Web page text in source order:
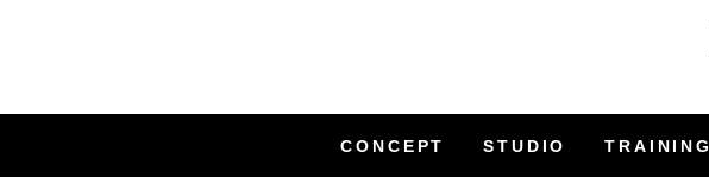
CONCEPT STUDIO TRAINING